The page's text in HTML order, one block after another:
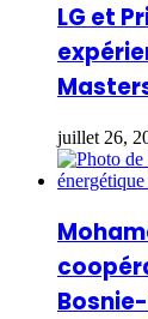
LG et
juillet 26,